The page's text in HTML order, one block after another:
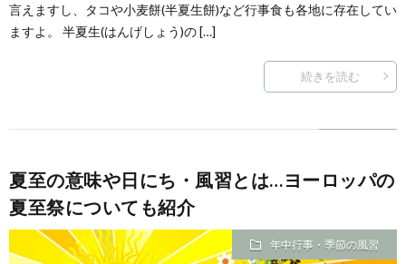
言えますし、タコや小麦餅(半夏生餅)など行事食も各地に存在してい
ますよ。 半夏生(はんげしょう)の […]
続きを読む
夏至の意味や日にち・風習とは…ヨーロッパの
夏至祭についても紹介
年中行事・季節の風習